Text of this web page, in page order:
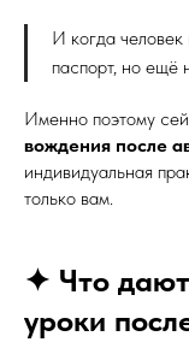
И когда
паспорт, но ещё
Именно поэтому
вождения после
индивидуальная
только вам.
✦ Что
уроки